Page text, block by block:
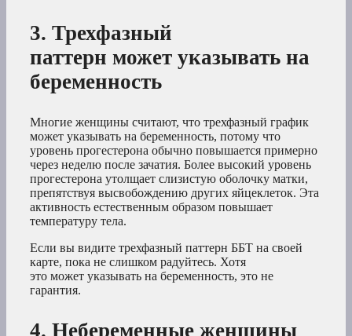
3. Трехфазный
паттерн может указывать на
беременность
Многие женщины считают, что трехфазный график
может указывать на беременность, потому что
уровень прогестерона обычно повышается примерно
через неделю после зачатия. Более высокий уровень
прогестерона утолщает слизистую оболочку матки,
препятствуя высвобождению других яйцеклеток. Эта
активность естественным образом повышает
температуру тела.
Если вы видите трехфазный паттерн ББТ на своей
карте, пока не слишком радуйтесь. Хотя
это может указывать на беременность, это не
гарантия.
4. Небеременные женщины